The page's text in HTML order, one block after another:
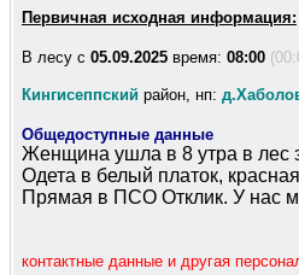
Первичная исходная информация:
В лесу c 05.09.2025 время: 08:00
Кингисеппский район, нп:
Общедоступные данные
Женщина ушла в 8 утра в лес
Одета в белый платок,
Прямая в ПСО Отклик. У нас
контактные данные и другая